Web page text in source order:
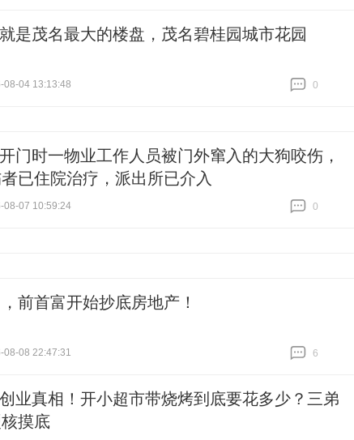
是茂名最大的楼盘，茂名碧桂园城市花园
08-04 13:13:48
0
门时一物业工作人员被门外窜入的大狗咬伤，
已住院治疗，派出所已介入
08-07 10:59:24
0
前首富开始抄底房地产！
08-08 22:47:31
6
业真相！开小超市带烧烤到底要花多少？三弟
摸底